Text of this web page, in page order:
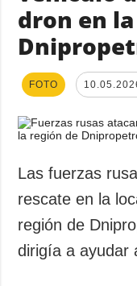
dron en
FOTO
Las fuerzas
rescate en la
región de
dirigía a ayudar